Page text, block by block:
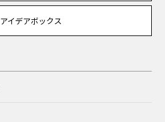
アイデアボックス